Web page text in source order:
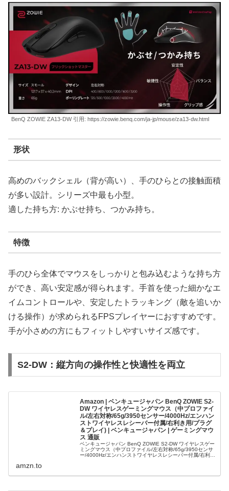
BenQ ZOWIE ZA13-DW 引用: https://zowie.benq.com/ja-jp/mouse/za13-dw.html
形状
高めのバックシェル（背が高い）、手のひらとの接触面積
が多い設計。シリーズ中最も小型。
適した持ち方: かぶせ持ち、つかみ持ち。
特徴
手のひら全体でマウスをしっかりと包み込むような持ち方
ができ、高い安定感が得られます。手首を使った細かなエ
イムコントロールや、安定したトラッキング（敵を追いか
ける操作）が求められるFPSプレイヤーにおすすめです。
手が小さめの方にもフィットしやすいサイズ感です。
S2-DW：縦方向の操作性と快適性を両立
Amazon | ベンキュージャパン BenQ ZOWIE S2-
DW ワイヤレスゲーミングマウス（中プロファイ
ル/左右対称/65g/3950センサー/4000Hz/エンハン
ストワイヤレスレシーバー付属/右利き用/プラグ
＆プレイ) | ベンキュージャパン | ゲーミングマウ
ス 通販
ベンキュージャパン BenQ ZOWIE S2-DW ワイヤレスゲー
ミングマウス（中プロファイル/左右対称/65g/3950センサ
ー/4000Hz/エンハンストワイヤレスレシーバー付属/右利き
amzn.to